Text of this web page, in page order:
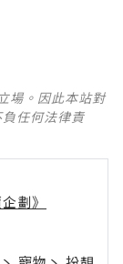
場。因此本站對
任何法律責
劃》